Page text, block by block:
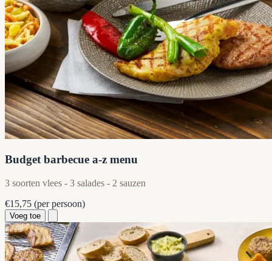
Budget barbecue a-z menu
3 soorten vlees - 3 salades - 2 sauzen
€15,75 (per persoon)
Voeg toe